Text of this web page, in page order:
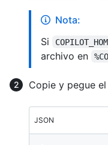
Nota:
Si
archivo en
Copie y pegue
JSON